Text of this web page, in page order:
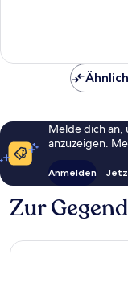
Melde dich an,
anzuzeigen.
Anmelden
Zur Gegend